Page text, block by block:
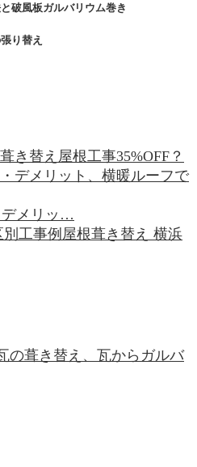
破風板ガルバリウム巻き
り替え
屋根工事35%OFF？
デメリッ…
屋根葺き替え 横浜
の葺き替え、瓦からガルバ